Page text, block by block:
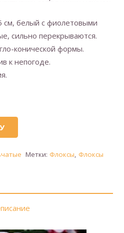
см, белый с фиолетовыми
сильно перекрываются.
конической формы.
к непогоде.
Метки: Флоксы, Флоксы